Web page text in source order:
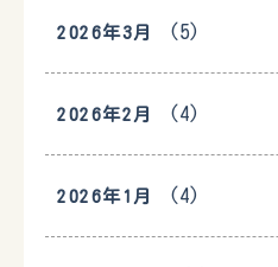
2026年3月 (5)
2026年2月 (4)
2026年1月 (4)